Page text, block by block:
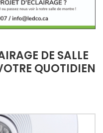
DE SALLE
QUOTIDIEN